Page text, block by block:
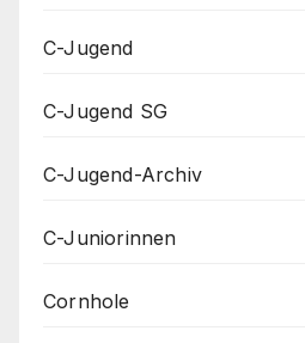
C-Jugend
C-Jugend SG
C-Jugend-Archiv
C-Juniorinnen
Cornhole